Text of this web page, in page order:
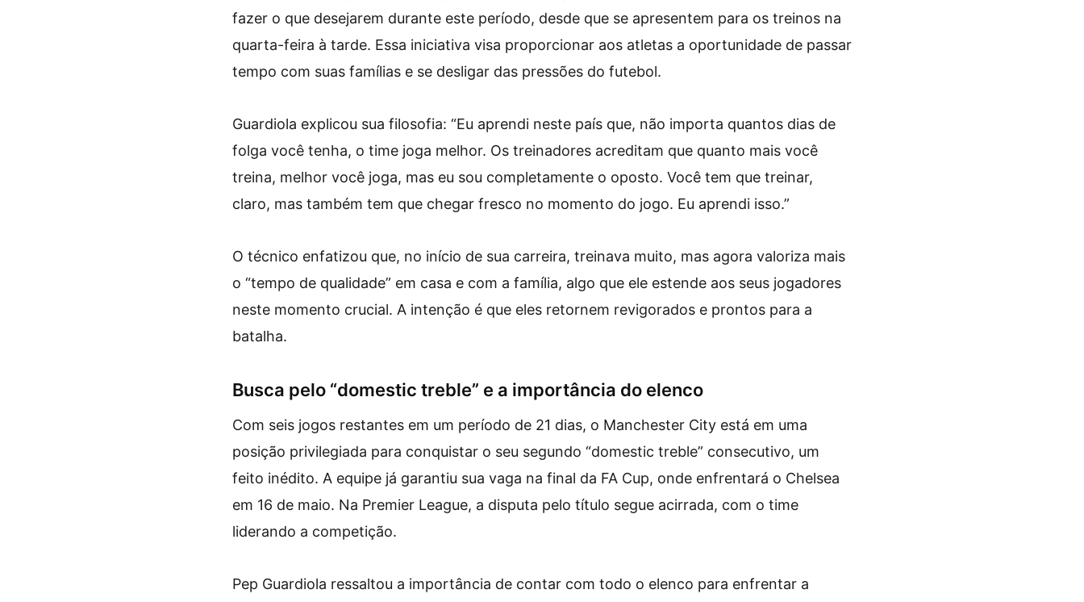
fazer o que desejarem durante este período, desde que se apresentem para os treinos na
quarta-feira à tarde. Essa iniciativa visa proporcionar aos atletas a oportunidade de passar
tempo com suas famílias e se desligar das pressões do futebol.
Guardiola explicou sua filosofia: “Eu aprendi neste país que, não importa quantos dias de
folga você tenha, o time joga melhor. Os treinadores acreditam que quanto mais você
treina, melhor você joga, mas eu sou completamente o oposto. Você tem que treinar,
claro, mas também tem que chegar fresco no momento do jogo. Eu aprendi isso.”
O técnico enfatizou que, no início de sua carreira, treinava muito, mas agora valoriza mais
o “tempo de qualidade” em casa e com a família, algo que ele estende aos seus jogadores
neste momento crucial. A intenção é que eles retornem revigorados e prontos para a
batalha.
Busca pelo “domestic treble” e a importância do elenco
Com seis jogos restantes em um período de 21 dias, o Manchester City está em uma
posição privilegiada para conquistar o seu segundo “domestic treble” consecutivo, um
feito inédito. A equipe já garantiu sua vaga na final da FA Cup, onde enfrentará o Chelsea
em 16 de maio. Na Premier League, a disputa pelo título segue acirrada, com o time
liderando a competição.
Pep Guardiola ressaltou a importância de contar com todo o elenco para enfrentar a